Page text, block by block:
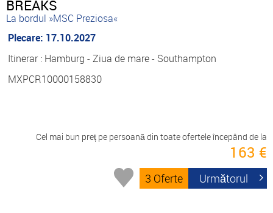
BREAKS
La bordul »MSC Preziosa«
Plecare: 17.10.2027
Itinerar : Hamburg - Ziua de mare - Southampton
MXPCR10000158830
Cel mai bun preț pe persoană din toate ofertele începând de la
163 €
3 Oferte Următorul